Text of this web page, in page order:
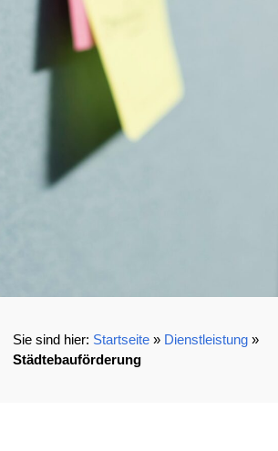
Startseite» Dienstleistung»
Städtebauförderung